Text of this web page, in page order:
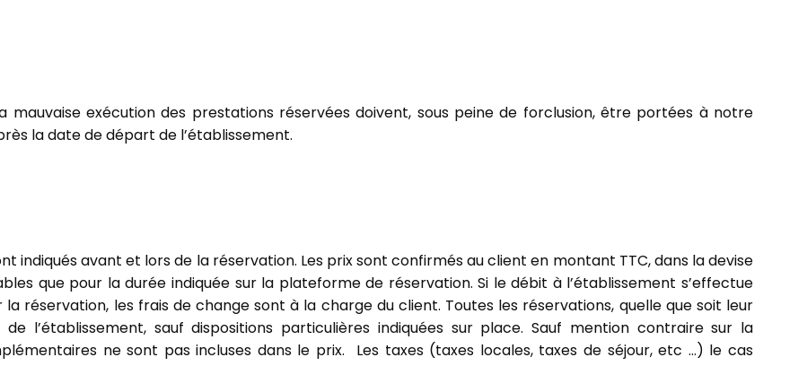
mauvaise exécution des prestations réservées doivent, sous peine de forclusion, être portées à notre
la date de départ de l’établissement.
indiqués avant et lors de la réservation. Les prix sont confirmés au client en montant TTC, dans la devise
que pour la durée indiquée sur la plateforme de réservation. Si le débit à l’établissement s’effectue
réservation, les frais de change sont à la charge du client. Toutes les réservations, quelle que soit leur
l’établissement, sauf dispositions particulières indiquées sur place. Sauf mention contraire sur la
ne sont pas incluses dans le prix. Les taxes (taxes locales, taxes de séjour, etc …) le cas